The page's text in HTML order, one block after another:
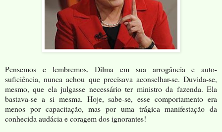
Pensemos e lembremos, Dilma em sua arrogância e auto-
suficiência, nunca achou que precisava aconselhar-se. Duvida-se,
mesmo, que ela julgasse necessário ter ministro da fazenda. Ela
bastava-se a si mesma. Hoje, sabe-se, esse comportamento era
menos por capacitação, mas por uma trágica manifestação da
conhecida audácia e coragem dos ignorantes!